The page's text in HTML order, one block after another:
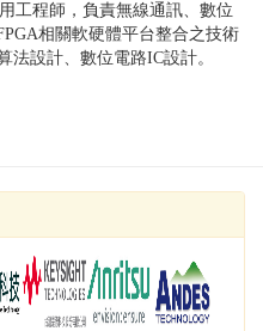
工程師，負責無線通訊、數位
相關軟硬體平台整合之技術
法設計、數位電路IC設計。